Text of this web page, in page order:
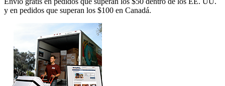
y en pedidos que superan los $100 en Canadá.